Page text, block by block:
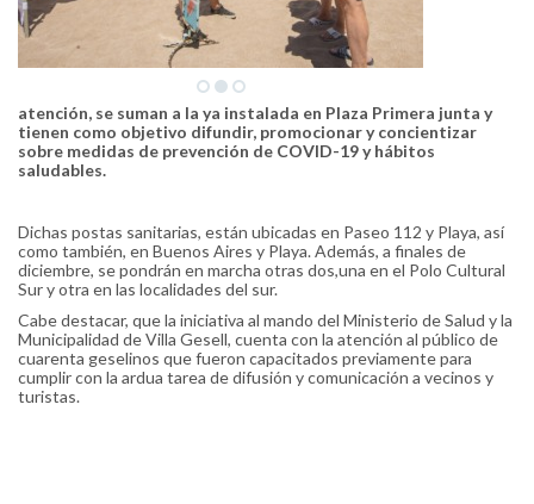
atención, se suman a la ya instalada en Plaza Primera junta y
tienen como objetivo difundir, promocionar y concientizar
sobre medidas de prevención de COVID-19 y hábitos
saludables.
Dichas postas sanitarias, están ubicadas en Paseo 112 y Playa, así
como también, en Buenos Aires y Playa. Además, a finales de
diciembre, se pondrán en marcha otras dos,una en el Polo Cultural
Sur y otra en las localidades del sur.
Cabe destacar, que la iniciativa al mando del Ministerio de Salud y la
Municipalidad de Villa Gesell, cuenta con la atención al público de
cuarenta geselinos que fueron capacitados previamente para
cumplir con la ardua tarea de difusión y comunicación a vecinos y
turistas.